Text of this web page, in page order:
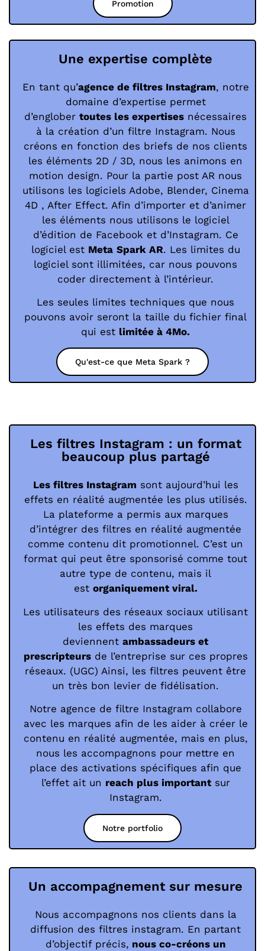
Promotion
Une expertise complète
En tant qu’agence de filtres Instagram, notre
domaine d’expertise permet
d’englober toutes les expertises nécessaires
à la création d’un filtre Instagram. Nous
créons en fonction des briefs de nos clients
les éléments 2D / 3D, nous les animons en
motion design. Pour la partie post AR nous
utilisons les logiciels Adobe, Blender, Cinema
4D , After Effect. Afin d’importer et d’animer
les éléments nous utilisons le logiciel
d’édition de Facebook et d’Instagram. Ce
logiciel est Meta Spark AR. Les limites du
logiciel sont illimitées, car nous pouvons
coder directement à l’intérieur.
Les seules limites techniques que nous
pouvons avoir seront la taille du fichier final
qui est limitée à 4Mo.
Qu'est-ce que Meta Spark ?
Les filtres Instagram : un format
beaucoup plus partagé
Les filtres Instagram sont aujourd’hui les
effets en réalité augmentée les plus utilisés.
La plateforme a permis aux marques
d’intégrer des filtres en réalité augmentée
comme contenu dit promotionnel. C’est un
format qui peut être sponsorisé comme tout
autre type de contenu, mais il
est organiquement viral.
Les utilisateurs des réseaux sociaux utilisant
les effets des marques
deviennent ambassadeurs et
prescripteursde l’entreprise sur ces propres
réseaux. (UGC) Ainsi, les filtres peuvent être
un très bon levier de fidélisation.
Notre agence de filtre Instagram collabore
avec les marques afin de les aider à créer le
contenu en réalité augmentée, mais en plus,
nous les accompagnons pour mettre en
place des activations spécifiques afin que
l’effet ait un reach plus importantsur
Instagram.
Notre portfolio
Un accompagnement sur mesure
Nous accompagnons nos clients dans la
diffusion des filtres instagram. En partant
d’objectif précis, nous co-créons un